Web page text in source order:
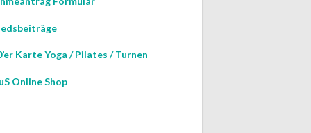
Karte Yoga / Pilates / Turnen
Online Shop